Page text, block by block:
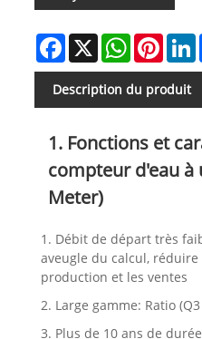
Facebook
X WhatsApp
Description du produit
1. Fonctions et
compteur d'eau à
Meter)
1. Débit de départ très
aveugle du calcul,
production et les ventes
2. Large gamme: Ratio
3. Plus de 10 ans de